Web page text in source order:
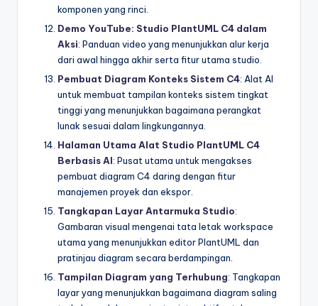
komponen yang rinci.
Demo YouTube: Studio PlantUML C4 dalam
Aksi: Panduan video yang menunjukkan alur kerja
dari awal hingga akhir serta fitur utama studio.
Pembuat Diagram Konteks Sistem C4: Alat AI
untuk membuat tampilan konteks sistem tingkat
tinggi yang menunjukkan bagaimana perangkat
lunak sesuai dalam lingkungannya.
Halaman Utama Alat Studio PlantUML C4
Berbasis AI: Pusat utama untuk mengakses
pembuat diagram C4 daring dengan fitur
manajemen proyek dan ekspor.
Tangkapan Layar Antarmuka Studio:
Gambaran visual mengenai tata letak workspace
utama yang menunjukkan editor PlantUML dan
pratinjau diagram secara berdampingan.
Tampilan Diagram yang Terhubung: Tangkapan
layar yang menunjukkan bagaimana diagram saling